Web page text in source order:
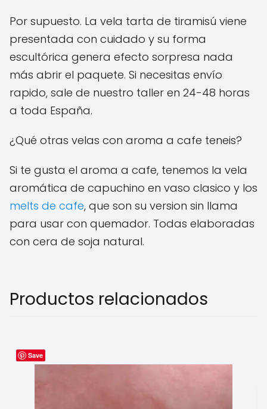
Por supuesto. La vela tarta de tiramisú viene
presentada con cuidado y su forma
escultórica genera efecto sorpresa nada
más abrir el paquete. Si necesitas envío
rapido, sale de nuestro taller en 24-48 horas
a toda España.
¿Qué otras velas con aroma a cafe teneis?
Si te gusta el aroma a cafe, tenemos la vela
aromática de capuchino en vaso clasico y los
melts de cafe, que son su version sin llama
para usar con quemador. Todas elaboradas
con cera de soja natural.
Productos relacionados
Save
Este
producto
tiene